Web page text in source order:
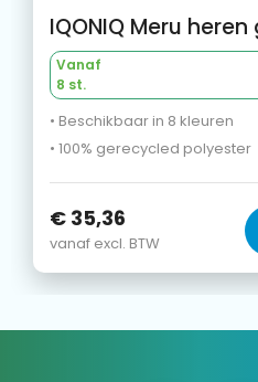
Vanaf
8 st.
• Beschikbaar in 8 kleuren
• 100% gerecycled polyester
€ 35,36
vanaf excl. BTW